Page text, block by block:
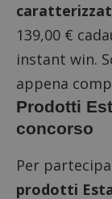
139,00 €
instant win.
appena
Prodotti
concorso
Per
prodotti